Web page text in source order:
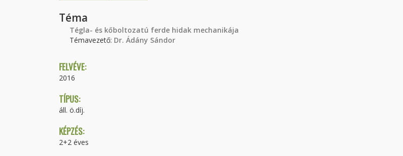
Téma
Tégla- és kőboltozatú ferde hidak mechanikája
Témavezető: Dr. Ádány Sándor
FELVÉVE:
2016
TÍPUS:
áll. ö.díj.
KÉPZÉS:
2+2 éves